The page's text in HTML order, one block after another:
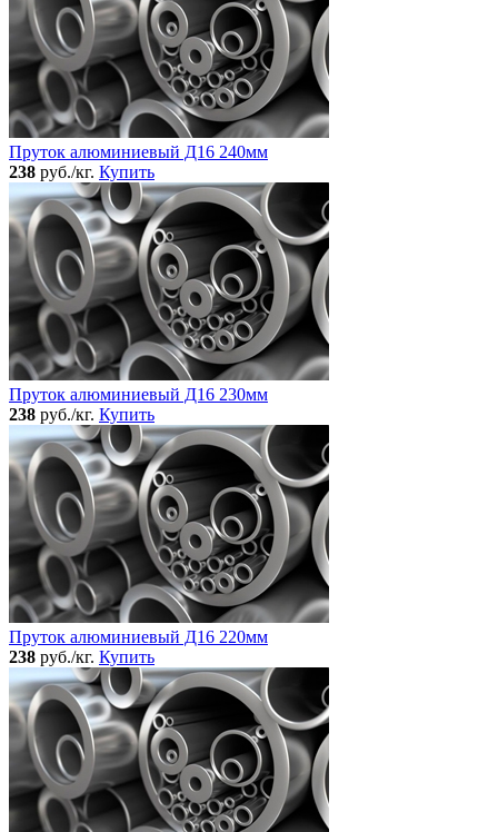
Пруток алюминиевый Д16 240мм
238 руб./кг. Купить
Пруток алюминиевый Д16 230мм
238 руб./кг. Купить
Пруток алюминиевый Д16 220мм
238 руб./кг. Купить